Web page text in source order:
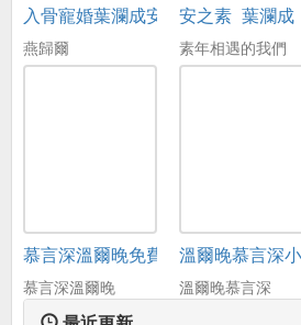
入骨寵婚葉瀾成安之素
燕歸爾
安之素_葉瀾成
素年相遇的我們
慕言深溫爾晚免費閱讀
慕言深溫爾晚
溫爾晚慕言深
溫爾晚慕言深